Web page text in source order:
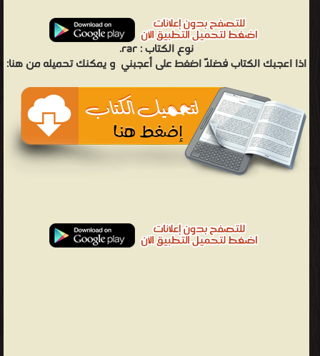
نوع الكتاب :rar.
اذا اعجبك الكتاب فضلاً اضغط على أعجبني و يمكنك تحميله من هنا: